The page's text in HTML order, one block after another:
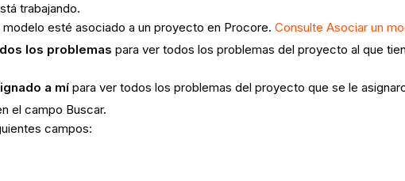
trabajando.
esté asociado a un proyecto en Procore.Consulte Asociar un
los problemas para ver todos los problemas del proyecto al que
a mí para ver todos los problemas del proyecto que se le
el campo Buscar.
campos: